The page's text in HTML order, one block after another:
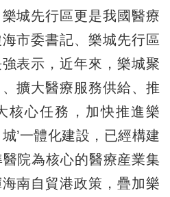
城先行區更是我國醫療
市委書記、樂城先行區
表示，近年來，樂城聚
擴大醫療服務供給、推
核心任務，加快推進樂
’一體化建設，已經構建
院為核心的醫療産業集
南自貿港政策，疊加樂